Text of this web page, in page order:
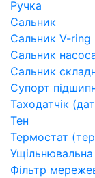
Ручка
Сальник
Сальник V-ring
Сальник
Сальник
Супорт
Таходатчік
Тен
Термостат
Фільтр